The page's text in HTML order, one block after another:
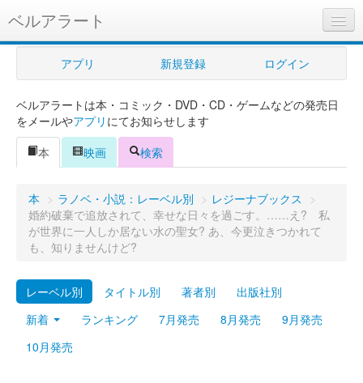
ベルアラート
ベルアラートとは
ヘルプ
新規登録
ログイン
購入管理
Myシェルフ
プレミアム
アプリ 新規登録 ログイン
ベルアラートは本・コミック・DVD・CD・ゲームなどの発売日
をメールやアプリ にてお知らせします
本
映画 検索
本 > ラノベ・小説：レーベル別 > レジーナブックス
>
婚約破棄で追放されて、幸せな日々を過ごす。……え? 私
が世界に一人しか居ない水の聖女? あ、今更泣きつかれて
も、知りませんけど?
レーベル別 タイトル別 著者別
出版社別
新着
ランキング 7月発売 8月発売
9月発売
10月発売